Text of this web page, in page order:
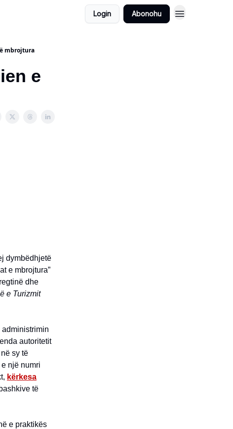
Login Abonohu
mbrojtura
e
dymbëdhjetë
e mbrojtura”
dhe
e Turizmit
autoritetit
sy të
një numri
kërkesa
të
e praktikës